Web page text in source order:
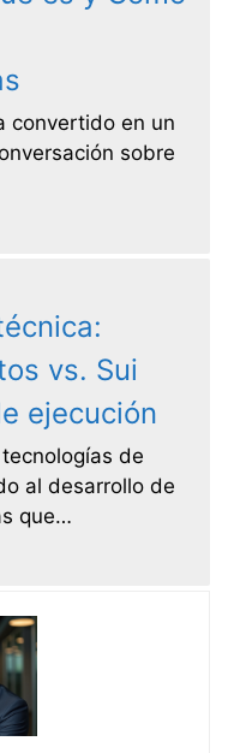
convertido en un
sobre
vs. Sui
ejecución
de
al desarrollo de
que…